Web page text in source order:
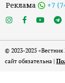
Реклама +7
© 2023-2025
сайт обязательна |